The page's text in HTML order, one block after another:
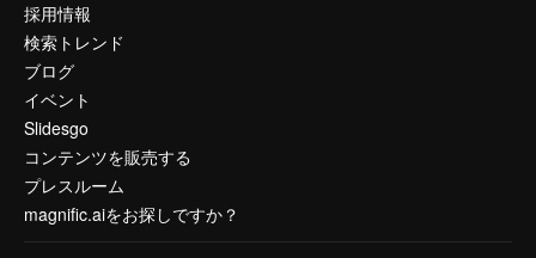
採用情報
検索トレンド
ブログ
イベント
Slidesgo
コンテンツを販売する
プレスルーム
magnific.aiをお探しですか？